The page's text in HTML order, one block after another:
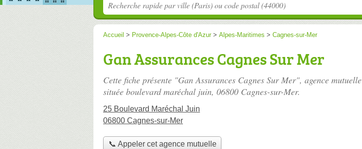
Accueil > Provence-Alpes-Côte d'Azur> Alpes-Maritimes > Cagnes-sur-Mer
Gan Assurances Cagnes Sur Mer
Cette fiche présente "Gan Assurances Cagnes Sur Mer", agence mutuelle
située boulevard maréchal juin, 06800 Cagnes-sur-Mer.
25 Boulevard Maréchal Juin
06800 Cagnes-sur-Mer
📞 Appeler cet agence mutuelle